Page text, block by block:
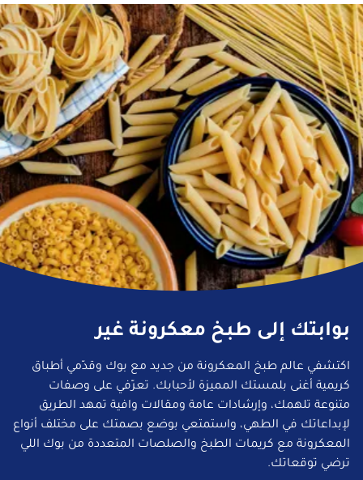
بوابتك إلى طبخ معكرونة غير
اكتشفي عالم طبخ المعكرونة من جديد مع بوك وقدّمي أطباق
كريمية أغنى بلمستك المميزة لأحبابك. تعرّفي على وصفات
متنوعة تلهمك، وإرشادات عامة ومقالات وافية تمهد الطريق
لإبداعاتك في الطهي، واستمتعي بوضع بصمتك على مختلف أنواع
المعكرونة مع كريمات الطبخ والصلصات المتعددة من بوك اللي
ترضي توقعاتك.